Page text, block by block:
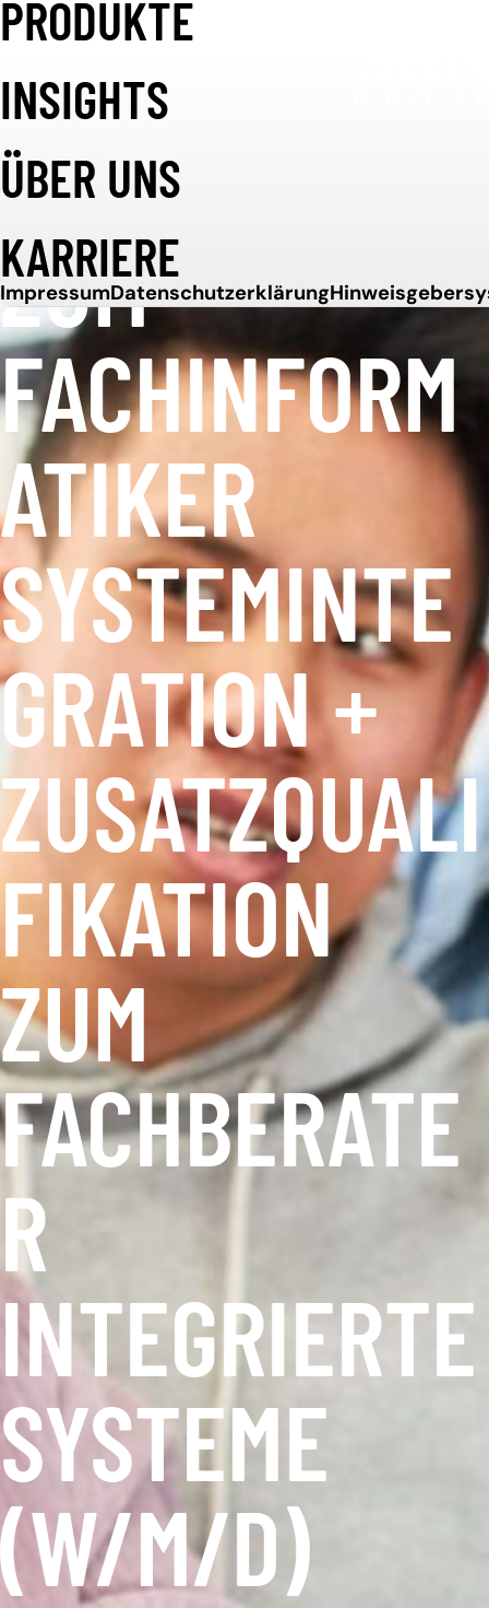
Weiter zum Inhalt
PRODUKTE
INSIGHTS
ÜBER UNS
KARRIERE
ImpressumDatenschutzerklärung
AUSBILDUNG
ZUM
FACHINFORM
ATIKER
SYSTEMINTE
GRATION +
ZUSATZQUALI
FIKATION
ZUM
FACHBERATE
R
INTEGRIERTE
SYSTEME
(W/M/D)